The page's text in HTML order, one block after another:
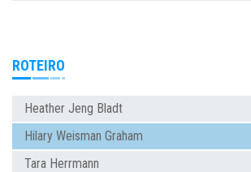
ROTEIRO
Heather Jeng Bladt
Hilary Weisman Graham
Tara Herrmann